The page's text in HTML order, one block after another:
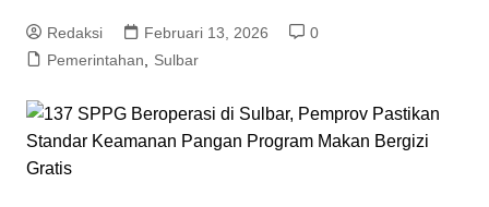
Redaksi Februari 13, 2026
0
Pemerintahan, Sulbar